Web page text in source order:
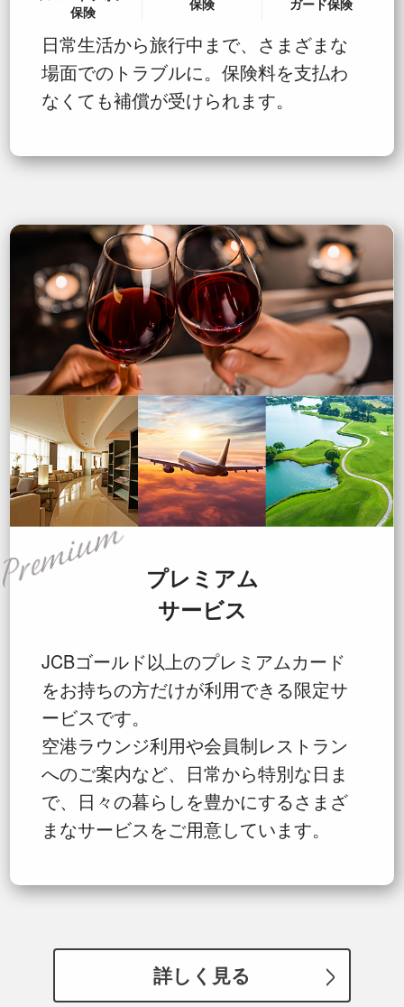
保険
日常生活から旅行中まで、さまざまな
場面でのトラブルに。保険料を支払わ
なくても補償が受けられます。
プレミアム
サービス
JCBゴールド以上のプレミアムカード
をお持ちの方だけが利用できる限定サ
ービスです。
空港ラウンジ利用や会員制レストラン
へのご案内など、日常から特別な日ま
で、日々の暮らしを豊かにするさまざ
まなサービスをご用意しています。
詳しく見る